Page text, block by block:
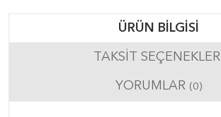
ÜRÜN BILGISI
TAKSIT SEÇENEKLERI
YORUMLAR (0)